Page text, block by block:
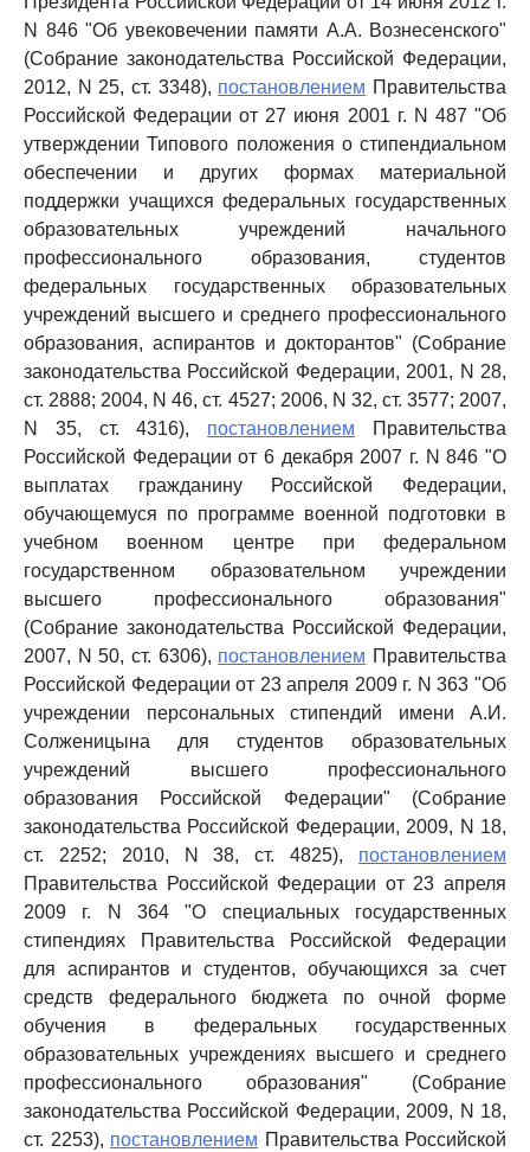
N 846 "Об увековечении памяти А.А. Вознесенского"
(Собрание законодательства Российской Федерации,
2012, N 25, ст. 3348), постановлением Правительства
Российской Федерации от 27 июня 2001 г. N 487 "Об
утверждении Типового положения о стипендиальном
обеспечении и других формах материальной
поддержки учащихся федеральных государственных
образовательных учреждений начального
профессионального образования, студентов
федеральных государственных образовательных
учреждений высшего и среднего профессионального
образования, аспирантов и докторантов" (Собрание
законодательства Российской Федерации, 2001, N 28,
ст. 2888; 2004, N 46, ст. 4527; 2006, N 32, ст. 3577; 2007,
N 35, ст. 4316), постановлением Правительства
Российской Федерации от 6 декабря 2007 г. N 846 "О
выплатах гражданину Российской Федерации,
обучающемуся по программе военной подготовки в
учебном военном центре при федеральном
государственном образовательном учреждении
высшего профессионального образования"
(Собрание законодательства Российской Федерации,
2007, N 50, ст. 6306), постановлением Правительства
Российской Федерации от 23 апреля 2009 г. N 363 "Об
учреждении персональных стипендий имени А.И.
Солженицына для студентов образовательных
учреждений высшего профессионального
образования Российской Федерации" (Собрание
законодательства Российской Федерации, 2009, N 18,
ст. 2252; 2010, N 38, ст. 4825), постановлением
Правительства Российской Федерации от 23 апреля
2009 г. N 364 "О специальных государственных
стипендиях Правительства Российской Федерации
для аспирантов и студентов, обучающихся за счет
средств федерального бюджета по очной форме
обучения в федеральных государственных
образовательных учреждениях высшего и среднего
профессионального образования" (Собрание
законодательства Российской Федерации, 2009, N 18,
ст. 2253), постановлением Правительства Российской